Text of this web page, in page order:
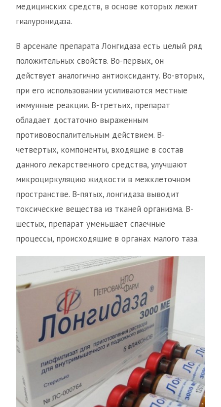
медицинских средств, в основе которых лежит
гиалуронидаза.
В арсенале препарата Лонгидаза есть целый ряд
положительных свойств. Во-первых, он
действует аналогично антиоксиданту. Во-вторых,
при его использовании усиливаются местные
иммунные реакции. В-третьих, препарат
обладает достаточно выраженным
противовоспалительным действием. В-
четвертых, компоненты, входящие в состав
данного лекарственного средства, улучшают
микроциркуляцию жидкости в межклеточном
пространстве. В-пятых, лонгидаза выводит
токсические вещества из тканей организма. В-
шестых, препарат уменьшает спаечные
процессы, происходящие в органах малого таза.